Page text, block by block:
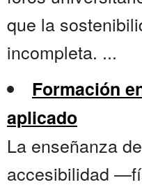
que la
incompleta. ...
Formación
aplicado
La enseñanza
accesibilidad